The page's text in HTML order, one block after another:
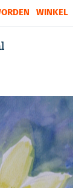
WINKEL